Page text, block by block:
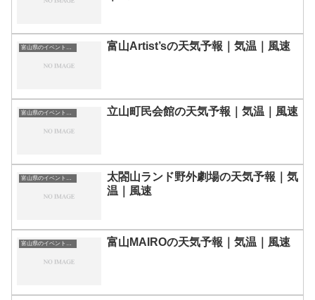
富山県のイベント会場一覧 富山Artist’sの天気予報｜気温｜風速
富山県のイベント会場一覧 立山町民会館の天気予報｜気温｜風速
富山県のイベント会場一覧
太閤山ランド野外劇場の天気予報｜気
温｜風速
富山県のイベント会場一覧 富山MAIROの天気予報｜気温｜風速